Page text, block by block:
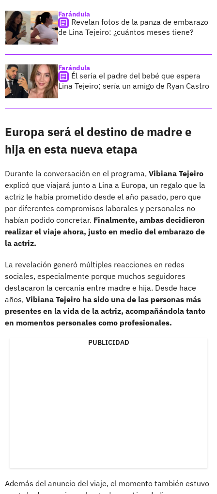
Farándula
Revelan fotos de la panza de embarazo
de Lina Tejeiro: ¿cuántos meses tiene?
Farándula
Él sería el padre del bebé que espera
Lina Tejeiro; sería un amigo de Ryan Castro
Europa será el destino de madre e
hija en esta nueva etapa
Durante la conversación en el programa, Vibiana Tejeiro
explicó que viajará junto a Lina a Europa, un regalo que la
actriz le había prometido desde el año pasado, pero que
por diferentes compromisos laborales y personales no
habían podido concretar. Finalmente, ambas decidieron
realizar el viaje ahora, justo en medio del embarazo de
la actriz.
La revelación generó múltiples reacciones en redes
sociales, especialmente porque muchos seguidores
destacaron la cercanía entre madre e hija. Desde hace
años, Vibiana Tejeiro ha sido una de las personas más
presentes en la vida de la actriz, acompañándola tanto
en momentos personales como profesionales.
PUBLICIDAD
Además del anuncio del viaje, el momento también estuvo